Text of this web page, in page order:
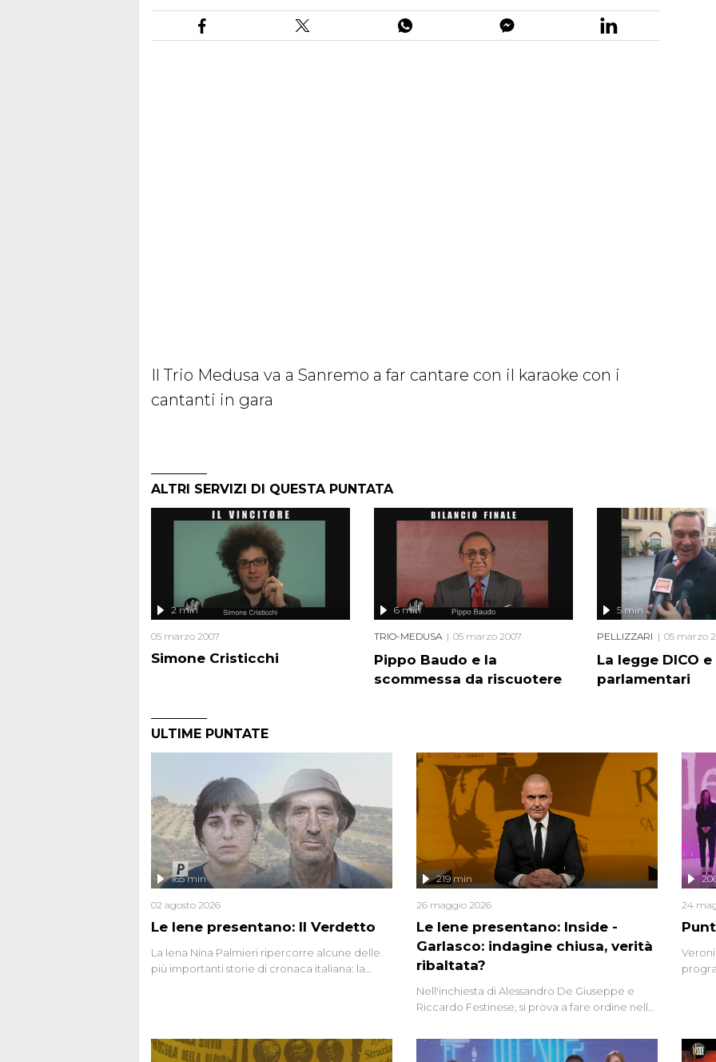
Il Trio Medusa va a Sanremo a far cantare con il karaoke con i
cantanti in gara
ALTRI SERVIZI DI QUESTA PUNTATA
Simone Cristicchi
2 min
05 marzo 2007
Pippo Baudo e la
scommessa da riscuotere
6 min
TRIO-MEDUSA 05 marzo 2007
La legge DICO e
parlamentari
5 min
PELLIZZARI 05 marzo
ULTIME PUNTATE
Le Iene presentano: Il Verdetto
165 min
02 agosto 2026
La Iena Nina Palmieri ripercorre alcune delle
più importanti storie di cronaca italiana: la
Le Iene presentano: Inside -
Garlasco: indagine chiusa, verità
ribaltata?
219 min
26 maggio 2026
Nell'inchiesta di Alessandro De Giuseppe e
Riccardo Festinese, si prova a fare ordine nella
continuano a emergere attorno a una delle
vicende giudiziarie più discusse degli ultimi
24